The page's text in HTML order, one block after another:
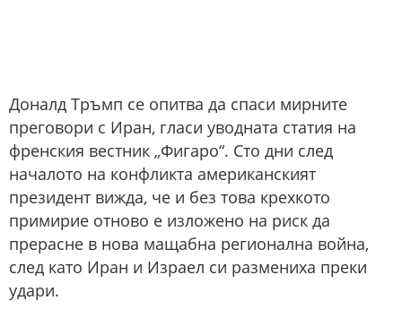
Доналд Тръмп се опитва да спаси мирните
преговори с Иран, гласи уводната статия на
френския вестник „Фигаро“. Сто дни след
началото на конфликта американският
президент вижда, че и без това крехкото
примирие отново е изложено на риск да
прерасне в нова мащабна регионална война,
след като Иран и Израел си размениха преки
удари.